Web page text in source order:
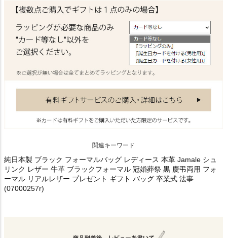
関連キーワード
純日本製 ブラック フォーマルバッグ レディース 本革 Jamale シュ
リンク レザー 牛革 ブラックフォーマル 冠婚葬祭 黒 慶弔両用 フォ
ーマル リアルレザー プレゼント ギフト バッグ 卒業式 法事
(07000257r)